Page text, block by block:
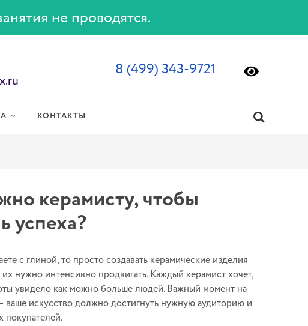
не проводятся.
8 (499) 343-9721
КОНТАКТЫ
керамисту, чтобы
успеха?
с глиной, то просто создавать керамические изделия
нужно интенсивно продвигать. Каждый керамист хочет,
увидело как можно больше людей. Важный момент на
ваше искусство должно достигнуть нужную аудиторию и
покупателей.